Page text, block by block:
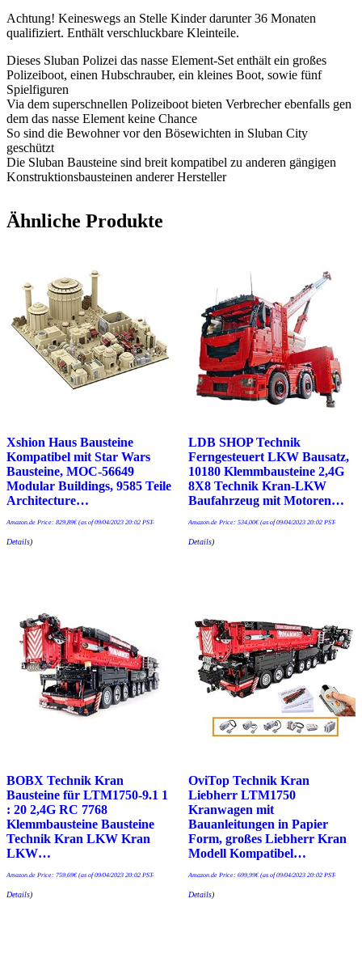
Achtung! Keineswegs an Stelle Kinder darunter 36 Monaten
qualifiziert. Enthält verschluckbare Kleinteile.
Dieses Sluban Polizei das nasse Element-Set enthält ein großes
Polizeiboot, einen Hubschrauber, ein kleines Boot, sowie fünf
Spielfiguren
Via dem superschnellen Polizeiboot bieten Verbrecher ebenfalls gen
dem das nasse Element keine Chance
So sind die Bewohner vor den Bösewichten in Sluban City
geschützt
Die Sluban Bausteine sind breit kompatibel zu anderen gängigen
Konstruktionsbausteinen anderer Hersteller
Ähnliche Produkte
Xshion Haus Bausteine
Kompatibel mit Star Wars
Bausteine, MOC-56649
Modular Buildings, 9585 Teile
Architecture…
Amazon.de Price: 829,89€(as of 09/04/2023 20:02 PST-
Details)
LDB SHOP Technik
Ferngesteuert LKW Bausatz,
10180 Klemmbausteine 2,4G
8X8 Technik Kran-LKW
Baufahrzeug mit Motoren…
Amazon.de Price: 534,00€(as of 09/04/2023 20:02 PST-
Details)
BOBX Technik Kran
Bausteine für LTM1750-9.1 1
: 20 2,4G RC 7768
Klemmbausteine Bausteine
Technik Kran LKW Kran
LKW…
Amazon.de Price: 759,69€(as of 09/04/2023 20:02 PST-
Details)
OviTop Technik Kran
Liebherr LTM1750
Kranwagen mit
Bauanleitungen in Papier
Form, großes Liebherr Kran
Modell Kompatibel…
Amazon.de Price: 699,99€(as of 09/04/2023 20:02 PST-
Details)